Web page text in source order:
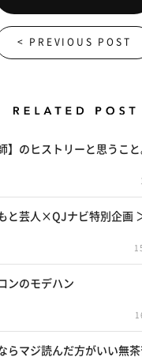
< PREVIOUS POST
】のヒストリーと思うこと
と芸人×QJナビ特別企画
ンのモデハン
らマジ読んだ方がいい無